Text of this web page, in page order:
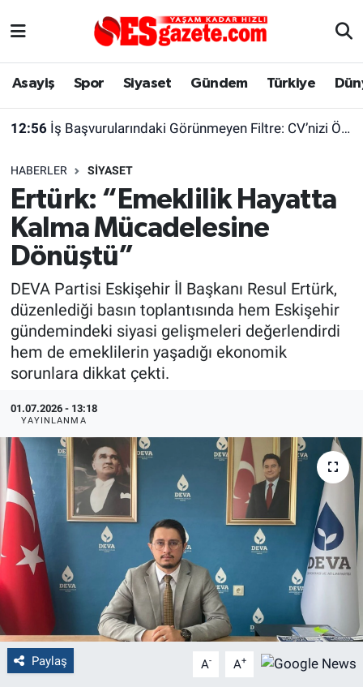
Asayiş Spor Siyaset Gündem Türkiye
12:56 İş Başvurularındaki Görünmeyen Filtre: CV’nizi Önce Bir Yazılım Okuyor
HABERLER SIYASET
Ertürk: “Emeklilik Hayatta
Kalma Mücadelesine
Dönüştü”
DEVA Partisi Eskişehir İl Başkanı Resul Ertürk,
düzenlediği basın toplantısında hem Eskişehir
gündemindeki siyasi gelişmeleri değerlendirdi
hem de emeklilerin yaşadığı ekonomik
sorunlara dikkat çekti.
01.07.2026 - 13:18
YAYINLANMA
Paylaş A- A+
Asayiş
Gündem
Türkiye
Dünya
Sağlık
Alış-Veriş/İş dünyası
Yaşam
Eskişehirspor Arşivi
Eskişehir Arşivi
Röportaj
Ekonomi
Kültür Sanat
Bilecik
Kütahya
Gezi
Genel
Çevre
Yerel
Eskişehir Nöbetçi Eczaneler
Süper Lig Puan Durumu ve Fikstür
Tüm Manşetler
Son Dakika Haberleri
Haber Arşivi